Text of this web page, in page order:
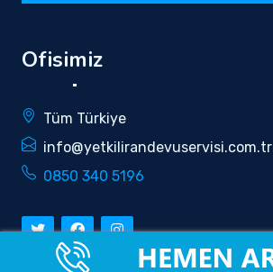
Ofisimiz
Tüm Türkiye
info@yetkilirandevuservisi.com.tr
0850 340 5196